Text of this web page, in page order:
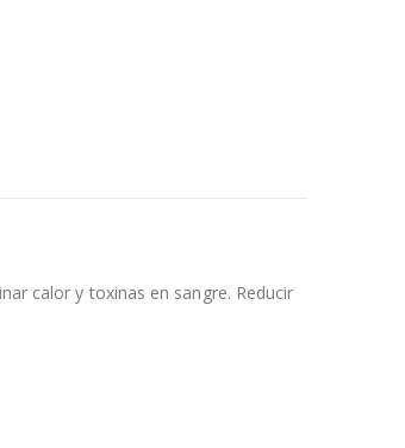
calor y toxinas en sangre. Reducir